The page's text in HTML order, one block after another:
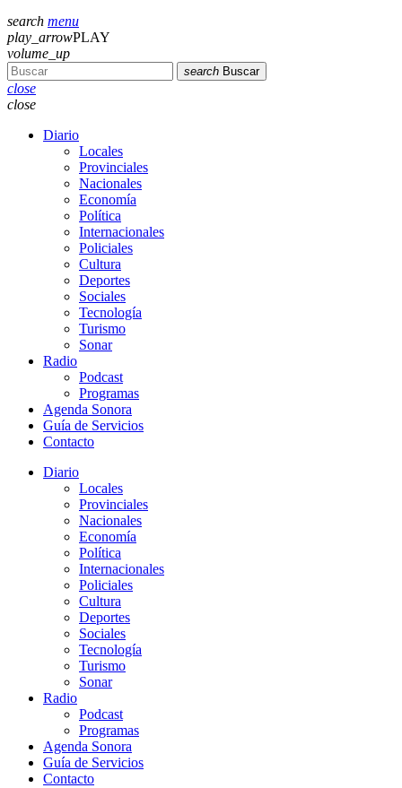
search menu
play_arrowPLAY
volume_up
search Buscar
close
close
Diario
Locales
Provinciales
Nacionales
Economía
Política
Internacionales
Policiales
Cultura
Deportes
Sociales
Tecnología
Turismo
Sonar
Radio
Podcast
Programas
Agenda Sonora
Guía de Servicios
Contacto
Diario
Locales
Provinciales
Nacionales
Economía
Política
Internacionales
Policiales
Cultura
Deportes
Sociales
Tecnología
Turismo
Sonar
Radio
Podcast
Programas
Agenda Sonora
Guía de Servicios
Contacto